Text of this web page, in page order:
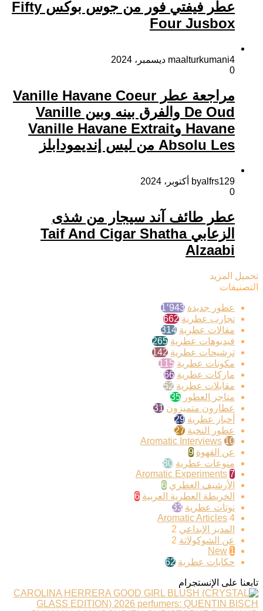
عطر فيفتي فور من جوس بوكس Fifty
Four Jusbox
maalturkumani4 ديسمبر، 2024
0
مراجعة عطر Vanille Havane Coeur
De Oud والفرق بينه وبين Vanille
Havane وVanille Havane Extrait
Absolu Les من ليس إنديمودابلز
byalfrs129 أكتوبر، 2024
0
عطر طائف آند سيجار من شذى
الزعابي Taif And Cigar Shatha
Alzaabi
تحميل المزيد
التصنيفات
عطور جديدة 1٬943
تجارب عطرية 662
مقالات عطرية 314
فيديوهات عطرية 265
ترشيحات عطرية 142
مكونات عطرية 115
ماركات عطرية 66
مقابلات عطرية 52
متاجر العطور 35
عطارون متميزون 31
أخبار عطرية 29
عطور النخبة 27
Aromatic Interviews 10
عن القهوة 9
منوعات عطرية 80
Aromatic Experiments 7
الأرشيف العطري 6
الخريطة العطرية العربية 6
نوتات عطرية 33
Aromatic Articles 4
المدير الإبداعي 2
عن الشوكولاتة 2
New 1
حكايات عطرية 62
تابعنا على الإنستجرام